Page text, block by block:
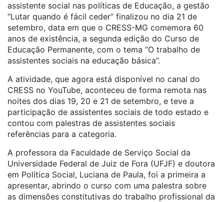
assistente social nas políticas de Educação, a gestão
“Lutar quando é fácil ceder” finalizou no dia 21 de
setembro, data em que o CRESS-MG comemora 60
anos de existência, a segunda edição do Curso de
Educação Permanente, com o tema “O trabalho de
assistentes sociais na educação básica”.
A atividade, que agora está disponível no canal do
CRESS no YouTube, aconteceu de forma remota nas
noites dos dias 19, 20 e 21 de setembro, e teve a
participação de assistentes sociais de todo estado e
contou com palestras de assistentes sociais
referências para a categoria.
A professora da Faculdade de Serviço Social da
Universidade Federal de Juiz de Fora (UFJF) e doutora
em Política Social, Luciana de Paula, foi a primeira a
apresentar, abrindo o curso com uma palestra sobre
as dimensões constitutivas do trabalho profissional da